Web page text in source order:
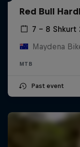
Red Bull
7 – 8 Shkurt
Maydena
MTB
Past event